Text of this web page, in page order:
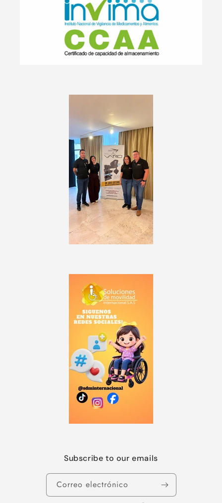
Subscribe to our emails
Correo electrónico